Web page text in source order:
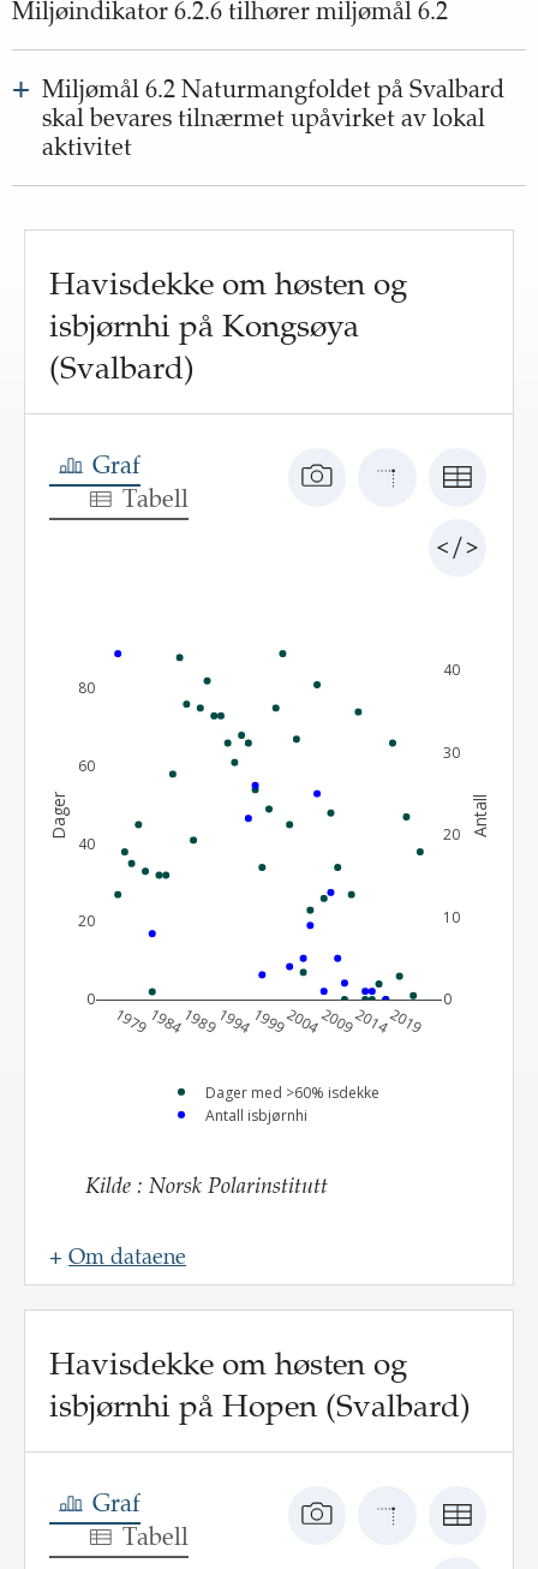
Miljøindikator 6.2.6 tilhører miljømål 6.2
+ Miljømål 6.2 Naturmangfoldet på Svalbard
skal bevares tilnærmet upåvirket av lokal
aktivitet
Utvikling: Ikke beregnet
Gå til miljømål
Havisdekke om høsten og
isbjørnhi på Kongsøya
(Svalbard)
Graf
Tabell
197919841989199419992004200920142019
0
20
40
60
80
0
10
20
30
40
Dager med >60% isdekke
Antall isbjørnhi
Dager Antall
Kilde : Norsk Polarinstitutt
+ Om dataene
Oppdateringsfrekvens:
Kilde:
i-havet/isbjorn/
Havisdekke om høsten og
isbjørnhi på Hopen (Svalbard)
Graf
Tabell